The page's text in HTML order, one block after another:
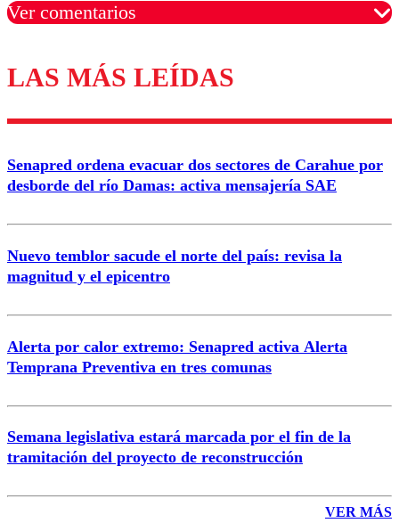
Ver comentarios
Los comentarios son moderados para garantizar un
diálogo respetuoso.
Correo
LAS MÁS LEÍDAS
Senapred ordena evacuar dos sectores de Carahue por
desborde del río Damas: activa mensajería SAE
Nuevo temblor sacude el norte del país: revisa la
magnitud y el epicentro
Alerta por calor extremo: Senapred activa Alerta
Temprana Preventiva en tres comunas
Semana legislativa estará marcada por el fin de la
tramitación del proyecto de reconstrucción
VER MÁS